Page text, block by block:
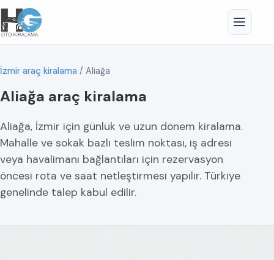
İzmir araç kiralama / Aliağa
Aliağa araç kiralama
Aliağa, İzmir için günlük ve uzun dönem kiralama.
Mahalle ve sokak bazlı teslim noktası, iş adresi
veya havalimanı bağlantıları için rezervasyon
öncesi rota ve saat netleştirmesi yapılır. Türkiye
genelinde talep kabul edilir.